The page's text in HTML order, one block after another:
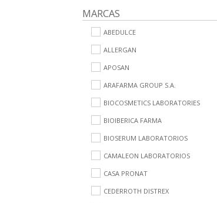
MARCAS
ABEDULCE
ALLERGAN
APOSAN
ARAFARMA GROUP S.A.
BIOCOSMETICS LABORATORIES
BIOIBERICA FARMA
BIOSERUM LABORATORIOS
CAMALEON LABORATORIOS
CASA PRONAT
CEDERROTH DISTREX